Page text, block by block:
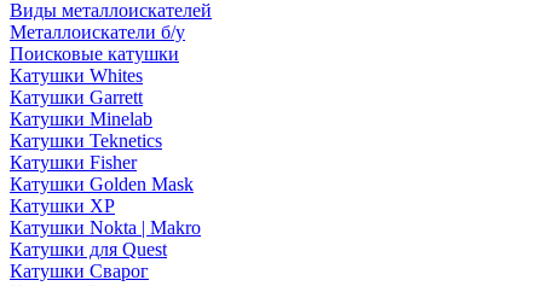
Виды металлоискателей
Металлоискатели б/у
Поисковые катушки
Катушки Whites
Катушки Garrett
Катушки Minelab
Катушки Teknetics
Катушки Fisher
Катушки Golden Mask
Катушки XP
Катушки Nokta | Makro
Катушки для Quest
Катушки Сварог